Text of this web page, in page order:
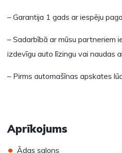
– Garantija 1 gads ar iespēju
– Sadarbībā ar mūsu partneriem
izdevīgu auto līzingu vai naudas
– Pirms automašīnas apskates
Aprīkojums
• Ādas salons